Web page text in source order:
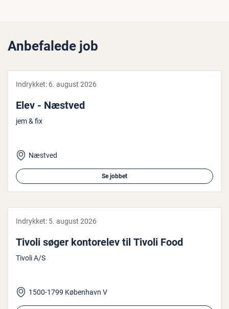
Anbefalede job
Indrykket: 6. august 2026
Elev - Næstved
jem & fix
Næstved
Se jobbet
Indrykket: 5. august 2026
Tivoli søger kon­to­re­lev til Tivoli Food
Tivoli A/S
1500-1799 København V